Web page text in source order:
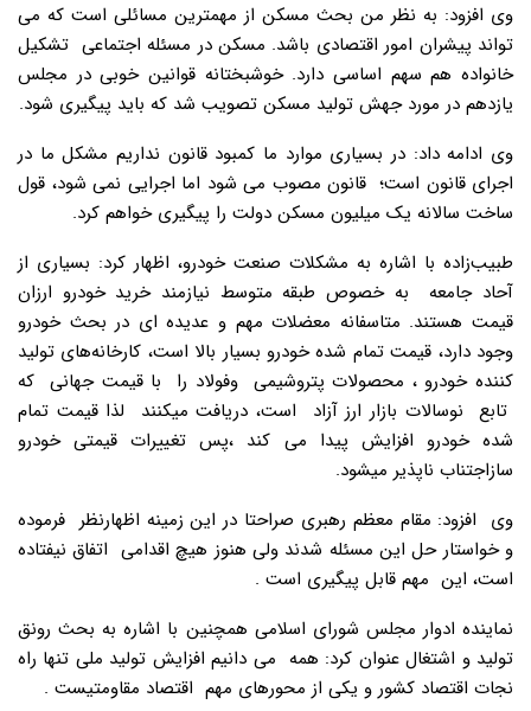
وی افزود: به نظر من بحث مسکن از مهمترین مسائلی است که می
تواند پیشران امور اقتصادی باشد. مسکن در مسئله اجتماعی تشکیل
خانواده هم سهم اساسی دارد. خوشبختانه قوانین خوبی در مجلس
یازدهم در مورد جهش تولید مسکن تصویب شد که باید پیگیری شود.
وی ادامه داد: در بسیاری موارد ما کمبود قانون نداریم مشکل ما در
اجرای قانون است؛ قانون مصوب می شود اما اجرایی نمی شود، قول
ساخت سالانه یک میلیون مسکن دولت را پیگیری خواهم کرد.
طبیب‌زاده با اشاره به مشکلات صنعت خودرو، اظهار کرد: بسیاری از
آحاد جامعه به خصوص طبقه متوسط نیازمند خرید خودرو ارزان
قیمت هستند. متاسفانه معضلات مهم و عدیده ای در بحث خودرو
وجود دارد، قیمت تمام شده خودرو بسیار بالا است، کارخانه‌های تولید
کننده خودرو ، محصولات پتروشیمی وفولاد را با‌ قیمت جهانی که
تابع نوسالات بازار ارز آزاد است، دریافت میکنند لذا قیمت تمام
شده خودرو افزایش پیدا می کند ،پس تغییرات قیمتی خودرو
سازاجتناب ناپذیر میشود.
وی افزود: مقام معظم رهبری صراحتا در این زمینه اظهارنظر فرموده
و خواستار حل این مسئله شدند ولی هنوز هیچ اقدامی اتفاق نیفتاده
است، این مهم قابل پیگیری است .
نماینده ادوار مجلس شورای اسلامی همچنین با اشاره به بحث رونق
تولید و اشتغال عنوان کرد: همه می دانیم افزایش تولید ملی تنها راه
نجات اقتصاد کشور و یکی از محورهای مهم اقتصاد مقاومتیست .